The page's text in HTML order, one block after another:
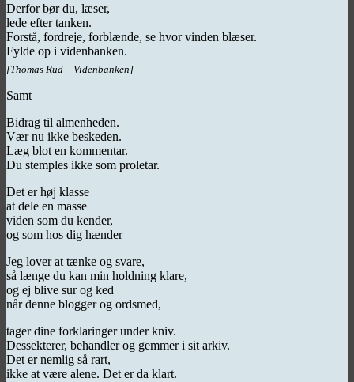
Derfor bør du, læser,
lede efter tanken.
Forstå, fordreje, forblænde, se hvor vinden blæser.
Fylde op i videnbanken.
[Thomas Rud – Videnbanken]
Samt
Bidrag til almenheden.
Vær nu ikke beskeden.
Læg blot en kommentar.
Du stemples ikke som proletar.
Det er høj klasse
at dele en masse
viden som du kender,
og som hos dig hænder
Jeg lover at tænke og svare,
så længe du kan min holdning klare,
og ej blive sur og ked
når denne blogger og ordsmed,
tager dine forklaringer under kniv.
Dessekterer, behandler og gemmer i sit arkiv.
Det er nemlig så rart,
ikke at være alene. Det er da klart.